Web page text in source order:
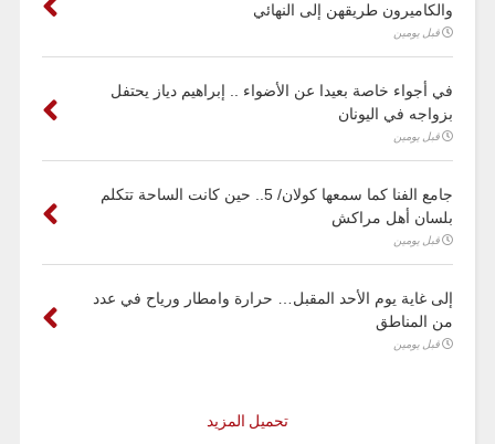
والكاميرون طريقهن إلى النهائي
قبل يومين
في أجواء خاصة بعيدا عن الأضواء .. إبراهيم دياز يحتفل
بزواجه في اليونان
قبل يومين
جامع الفنا كما سمعها كولان/ 5.. حين كانت الساحة تتكلم
بلسان أهل مراكش
قبل يومين
إلى غاية يوم الأحد المقبل… حرارة وامطار ورياح في عدد
من المناطق
قبل يومين
تحميل المزيد